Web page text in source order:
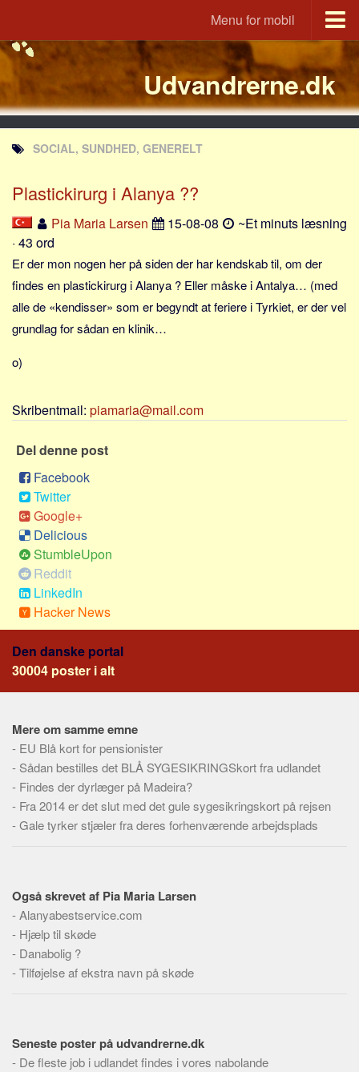
Menu for mobil
Portal
Udvandrerne.dk
Utvandrerne.no
Utvandrarna.se
Tyskland.dk
England.dk
JLKM.dk
Lande
Tyrkiet
Spanien
Frankrig
Sverige
Thailand
USA
Alle
Nøgleord
Bolig
Job
Virksomhed
Investering
Pension og opsparing
Forbrug
Social sikring og sundhed
Transport
Alle
Aspekter
Køb og salg
Skatter og afgifter
Statistik
Praktisk
Alle
Dokumenttyper
Emner
Udvandrerne.dk
SOCIAL, SUNDHED, GENERELT
Plastickirurg i Alanya ??
Pia Maria Larsen 15-08-08
~Et minuts læsning
· 43 ord
Er der mon nogen her på siden der har kendskab til, om der
findes en plastickirurg i Alanya ? Eller måske i Antalya… (med
alle de «kendisser» som er begyndt at feriere i Tyrkiet, er der vel
grundlag for sådan en klinik…
o)
Skribentmail: piamaria@mail.com
Del denne post
Facebook
Twitter
Google+
Delicious
StumbleUpon
Reddit
LinkedIn
Hacker News
Den danske portal
30004 poster i alt
Mere om samme emne
- EU Blå kort for pensionister
- Sådan bestilles det BLÅ SYGESIKRINGSkort fra udlandet
- Findes der dyrlæger på Madeira?
- Fra 2014 er det slut med det gule sygesikringskort på rejsen
-Gale tyrker stjæler fra deres forhenværende arbejdsplads
Også skrevet af Pia Maria Larsen
-Alanyabestservice.com
- Hjælp til skøde
- Danabolig ?
-Tilføjelse af ekstra navn på skøde
Seneste poster på udvandrerne.dk
- De fleste job i udlandet findes i vores nabolande